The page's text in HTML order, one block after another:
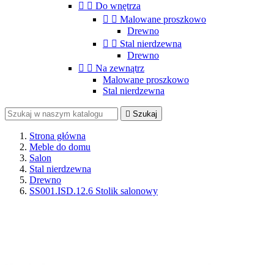
  Do wnętrza
  Malowane proszkowo
Drewno
  Stal nierdzewna
Drewno
  Na zewnątrz
Malowane proszkowo
Stal nierdzewna
 Szukaj
Strona główna
Meble do domu
Salon
Stal nierdzewna
Drewno
SS001.ISD.12.6 Stolik salonowy